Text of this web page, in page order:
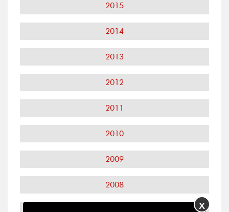
2015
2014
2013
2012
2011
2010
2009
2008
X